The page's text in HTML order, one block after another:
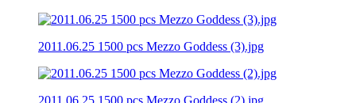
2011.06.25 1500 pcs Mezzo Goddess (3).jpg
2011.06.25 1500 pcs Mezzo Goddess (2).jpg